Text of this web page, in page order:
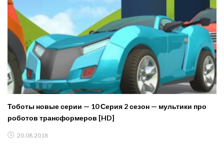
Тоботы новые серии — 10 Серия 2 сезон — мультики про
роботов трансформеров [HD]
20.08.2018